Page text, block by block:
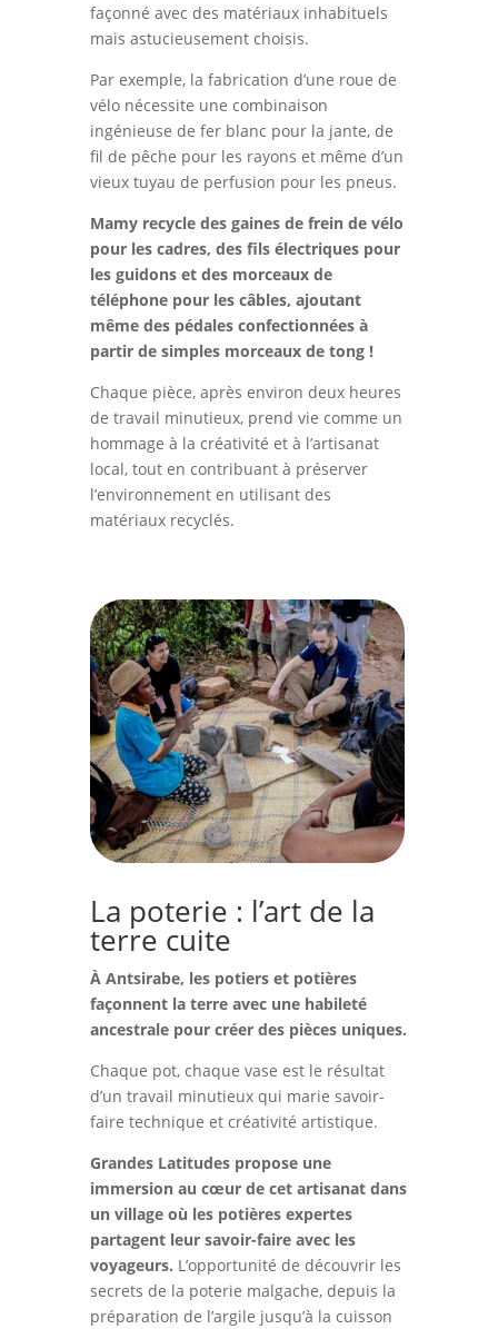
façonné avec des matériaux inhabituels
mais astucieusement choisis.
Par exemple, la fabrication d’une roue de
vélo nécessite une combinaison
ingénieuse de fer blanc pour la jante, de
fil de pêche pour les rayons et même d’un
vieux tuyau de perfusion pour les pneus.
Mamy recycle des gaines de frein de vélo
pour les cadres, des fils électriques pour
les guidons et des morceaux de
téléphone pour les câbles, ajoutant
même des pédales confectionnées à
partir de simples morceaux de tong !
Chaque pièce, après environ deux heures
de travail minutieux, prend vie comme un
hommage à la créativité et à l’artisanat
local, tout en contribuant à préserver
l’environnement en utilisant des
matériaux recyclés.
La poterie : l’art de la
terre cuite
À Antsirabe, les potiers et potières
façonnent la terre avec une habileté
ancestrale pour créer des pièces uniques.
Chaque pot, chaque vase est le résultat
d’un travail minutieux qui marie savoir-
faire technique et créativité artistique.
Grandes Latitudes propose une
immersion au cœur de cet artisanat dans
un village où les potières expertes
partagent leur savoir-faire avec les
voyageurs. L’opportunité de découvrir les
secrets de la poterie malgache, depuis la
préparation de l’argile jusqu’à la cuisson